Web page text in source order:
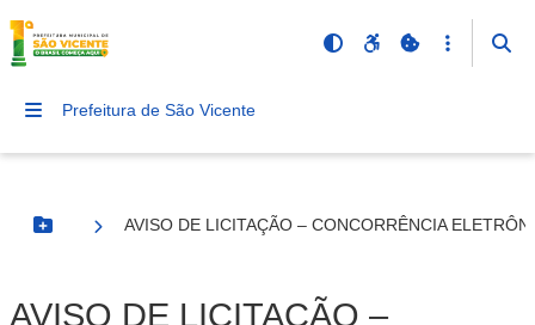
Prefeitura de São Vicente
Botão Menu
AVISO DE LICITAÇÃO – CONCORRÊNCIA
AVISO DE LICITAÇÃO –